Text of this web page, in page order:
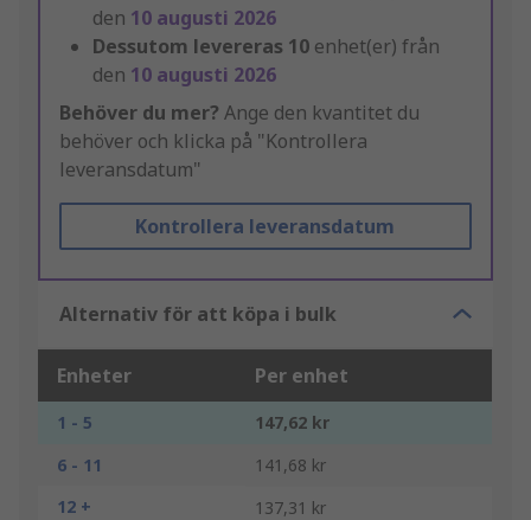
den 10 augusti 2026
Dessutom levereras 10 enhet(er) från
den 10 augusti 2026
Behöver du mer? Ange den kvantitet du
behöver och klicka på "Kontrollera
leveransdatum"
Kontrollera leveransdatum
Alternativ för att köpa i bulk
Enheter Per enhet
1 - 5
147,62 kr
6 - 11
141,68 kr
12 +
137,31 kr